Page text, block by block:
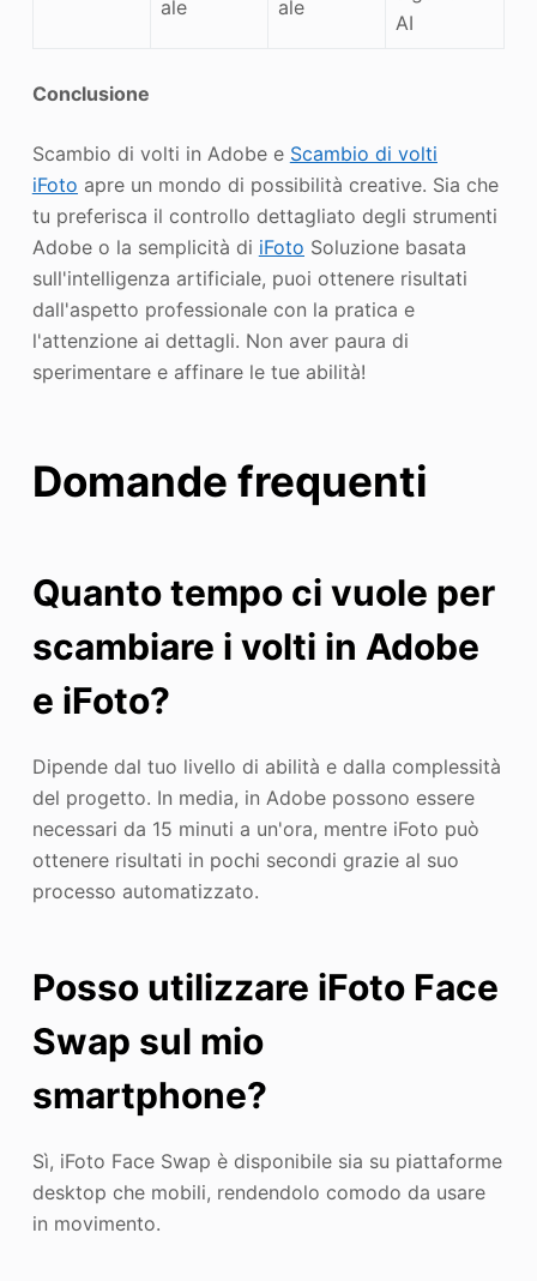
ale
ale
AI
Conclusione
Scambio di volti in Adobe e Scambio di volti
iFoto apre un mondo di possibilità creative. Sia che
tu preferisca il controllo dettagliato degli strumenti
Adobe o la semplicità di iFoto Soluzione basata
sull'intelligenza artificiale, puoi ottenere risultati
dall'aspetto professionale con la pratica e
l'attenzione ai dettagli. Non aver paura di
sperimentare e affinare le tue abilità!
Domande frequenti
Quanto tempo ci vuole per
scambiare i volti in Adobe
e iFoto?
Dipende dal tuo livello di abilità e dalla complessità
del progetto. In media, in Adobe possono essere
necessari da 15 minuti a un'ora, mentre iFoto può
ottenere risultati in pochi secondi grazie al suo
processo automatizzato.
Posso utilizzare iFoto Face
Swap sul mio
smartphone?
Sì, iFoto Face Swap è disponibile sia su piattaforme
desktop che mobili, rendendolo comodo da usare
in movimento.